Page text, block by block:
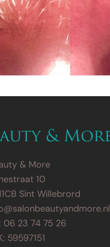
& More
10
Sint Willebrord
06 23 74 75 26
59597151